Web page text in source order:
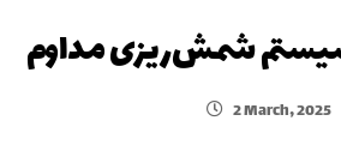
2 March, 2025